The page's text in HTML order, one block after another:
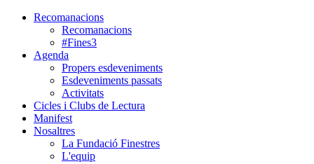
Recomanacions
Recomanacions
#Fines3
Agenda
Propers esdeveniments
Esdeveniments passats
Activitats
Cicles i Clubs de Lectura
Manifest
Nosaltres
La Fundació Finestres
L'equip